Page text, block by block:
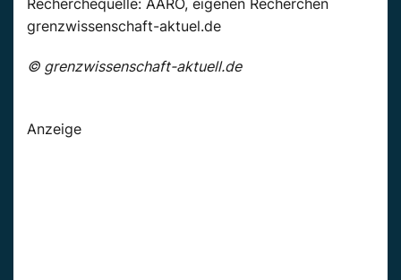
Recherchequelle: AARO, eigenen Recherchen
grenzwissenschaft-aktuel.de
© grenzwissenschaft-aktuell.de
Anzeige